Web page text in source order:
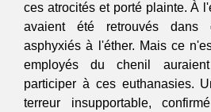
ces atrocités et porté plainte. À
avaient été retrouvés dans
asphyxiés à l'éther. Mais ce
employés du chenil
participer à ces euthanasies.
terreur insupportable,